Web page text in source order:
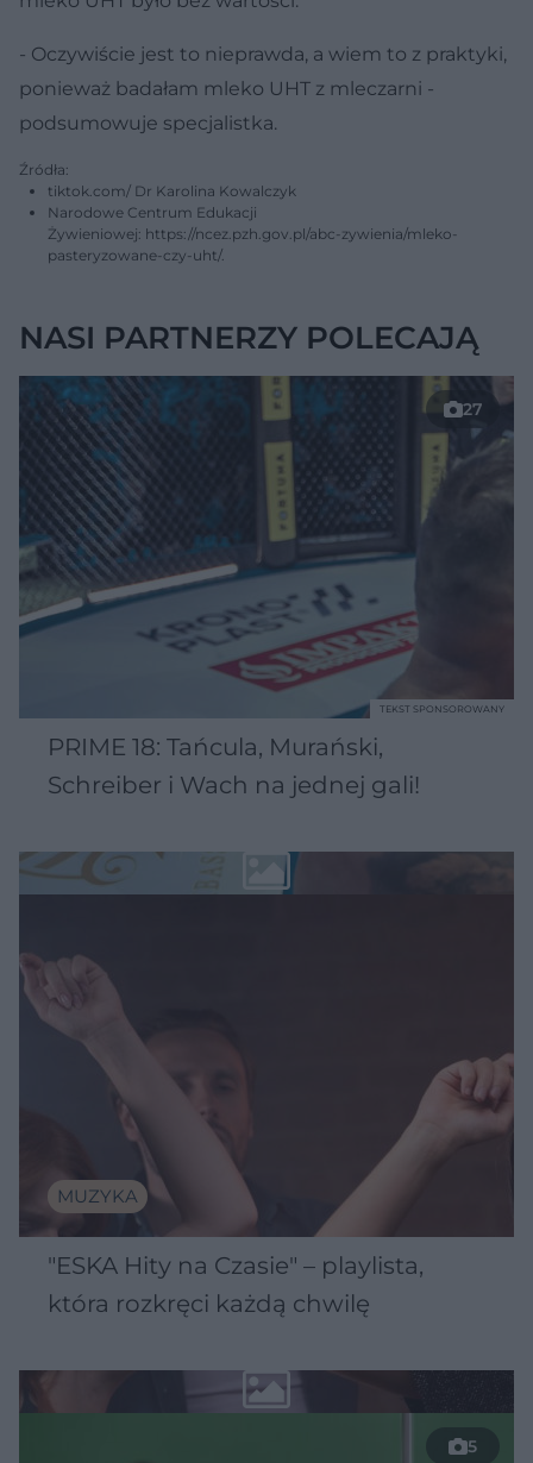
- Oczywiście jest to nieprawda, a wiem to z praktyki,
ponieważ badałam mleko UHT z mleczarni -
podsumowuje specjalistka.
Źródła:
tiktok.com/ Dr Karolina Kowalczyk
Narodowe Centrum Edukacji
Żywieniowej: https://ncez.pzh.gov.pl/abc-zywienia/mleko-
pasteryzowane-czy-uht/.
NASI PARTNERZY POLECAJĄ
27
PRIME 18: Tańcula, Murański,
Schreiber i Wach na jednej gali!
TEKST SPONSOROWANY
MUZYKA
"ESKA Hity na Czasie" – playlista,
która rozkręci każdą chwilę
5